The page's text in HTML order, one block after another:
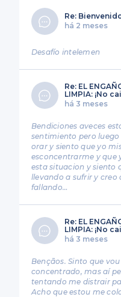
Re:
há 2 meses
Desafío intelemen
Re: EL
LIMPIA: ¡No
há 3 meses
Bendiciones aveces
sentimiento pero
orar y siento que yo
esconcentrarme y que
esta situacion y siento
llevando a sufrir y creo
fallando…
Re: EL
LIMPIA: ¡No
há 3 meses
Bençãos. Sinto que
concentrado, mas aí
tentando me distrair
Acho que estou me